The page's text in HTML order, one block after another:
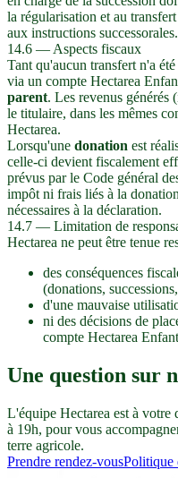
la régularisation et au
aux instructions successorales.
14.6 — Aspects fiscaux
Tant qu'aucun transfert n'a
via un compte Hectarea
parent. Les revenus générés
le titulaire, dans les mêmes
Hectarea.
Lorsqu'une donation est
celle-ci devient fiscalement
prévus par le Code général
impôt ni frais liés à la
nécessaires à la déclaration.
14.7 — Limitation de
Hectarea ne peut être tenue
des conséquences
(donations,
d'une mauvaise
ni des décisions de
compte Hectarea
Une question sur
L'équipe Hectarea est à
à 19h, pour vous
terre agricole.
Prendre rendez-vousPolitique